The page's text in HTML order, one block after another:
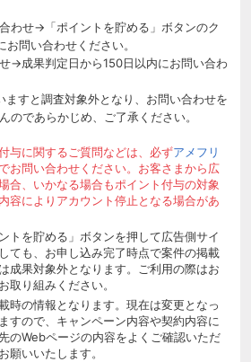
わせ→「ポイントを貯める」ボタンのク
問い合わせください。
→成果判定日から150日以内にお問い合わ
ますと調査対象外となり、お問い合わせを
のであらかじめ、ご了承ください。
与に関するご質問などは、必ずアメフリ
お問い合わせください。お客さまから広
合、いかなる場合もポイント付与の対象
容によりアカウント停止となる場合があ
トを貯める」ボタンを押して広告側サイ
ても、お申し込み完了時点で案件の掲載
成果対象外となります。ご利用の際はお
取り組みください。
時の情報となります。現在は変更となっ
すので、キャンペーン内容や契約内容に
のWebページの内容をよくご確認いただ
願いいたします。